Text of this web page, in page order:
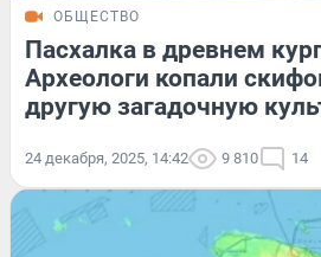
ОБЩЕСТВО
Пасхалка в древнем
Археологи копали
другую загадочную
24 декабря, 2025, 14:42 9 810 14